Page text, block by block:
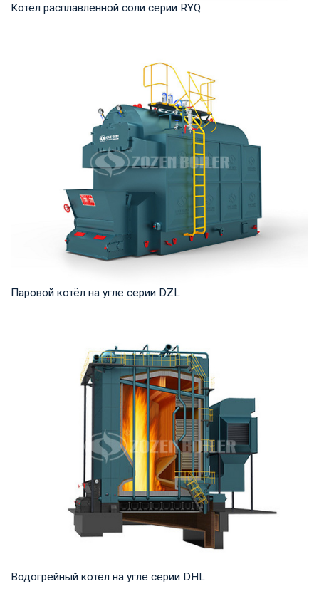
Котёл расплавленной соли серии RYQ
мощность продукта: 1,200-35,000 кВт Температ...
Паровой котёл на угле серии DZL
продукта: 2–20 т/ч Температура на выходе: ...
Водогрейный котёл на угле серии DHL